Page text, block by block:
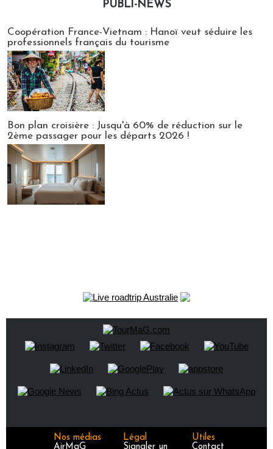
PUBLI-NEWS
Coopération France-Vietnam : Hanoï veut séduire les
professionnels français du tourisme
Bon plan croisière : Jusqu'à 60% de réduction sur le
2ème passager pour les départs 2026 !
Nos médias
AirMaG
Légal
Signaler un
Utiles
Contact